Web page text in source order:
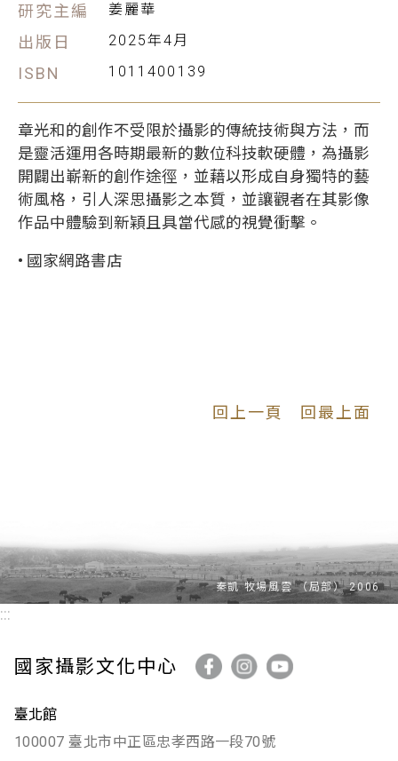
研究主編 姜麗華
出版日 2025年4月
ISBN 1011400139
章光和的創作不受限於攝影的傳統技術與方法，而
是靈活運用各時期最新的數位科技軟硬體，為攝影
開闢出嶄新的創作途徑，並藉以形成自身獨特的藝
術風格，引人深思攝影之本質，並讓觀者在其影像
作品中體驗到新穎且具當代感的視覺衝擊。
• 國家網路書店
回上一頁 回最上面
:::
國家攝影文化中心
臺北館
100007 臺北市中正區忠孝西路一段70號